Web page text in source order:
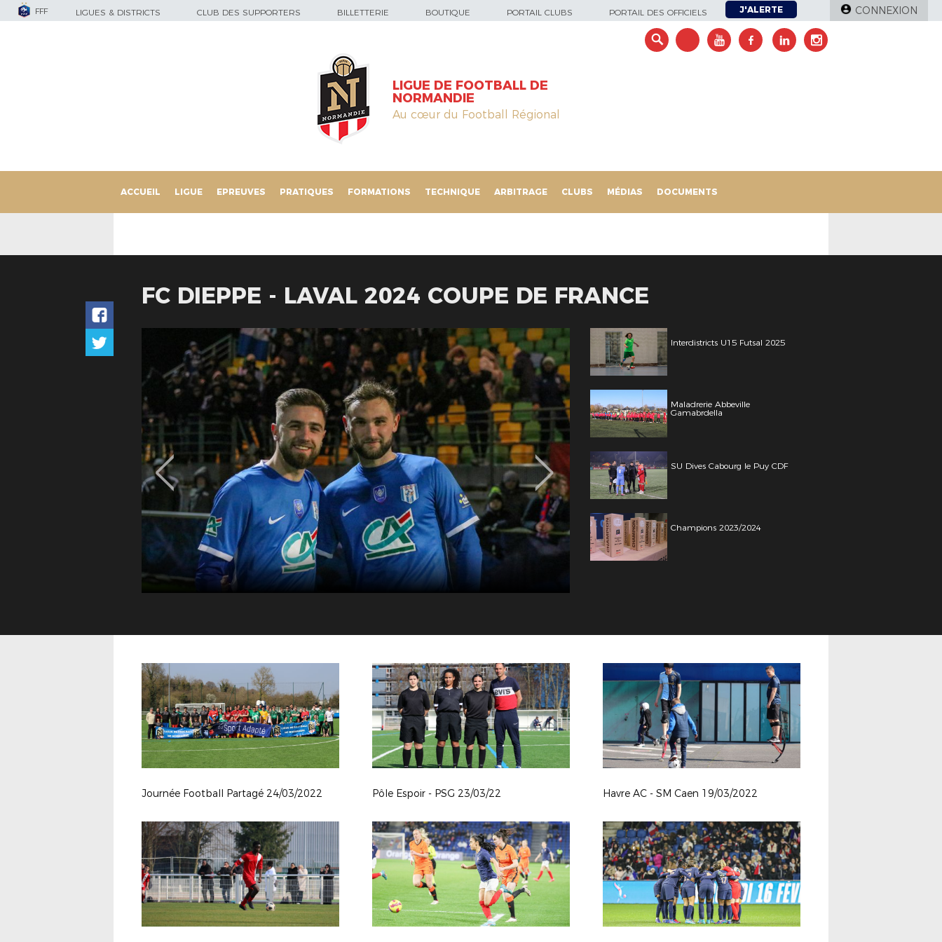
FFF LIGUES & DISTRICTS CLUB DES SUPPORTERS BILLETTERIE BOUTIQUE PORTAIL CLUBS PORTAIL DES OFFICIELS J'ALERTE CONNEXION
LIGUE DE FOOTBALL DE
NORMANDIE
Au cœur du Football Régional
ACCUEIL LIGUE EPREUVES PRATIQUES FORMATIONS TECHNIQUE ARBITRAGE CLUBS MÉDIAS DOCUMENTS
FC DIEPPE - LAVAL 2024 COUPE DE FRANCE
Interdistricts U15 Futsal 2025
Maladrerie Abbeville
Gamabrdella
SU Dives Cabourg le Puy CDF
Champions 2023/2024
Journée Football Partagé 24/03/2022 Pôle Espoir - PSG 23/03/22 Havre AC - SM Caen 19/03/2022